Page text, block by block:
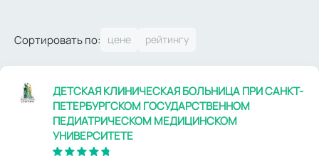
Сортировать по:
ДЕТСКАЯ КЛИНИЧЕСКАЯ БОЛЬНИЦА ПРИ САНКТ-
ПЕТЕРБУРГСКОМ ГОСУДАРСТВЕННОМ
ПЕДИАТРИЧЕСКОМ МЕДИЦИНСКОМ
УНИВЕРСИТЕТЕ